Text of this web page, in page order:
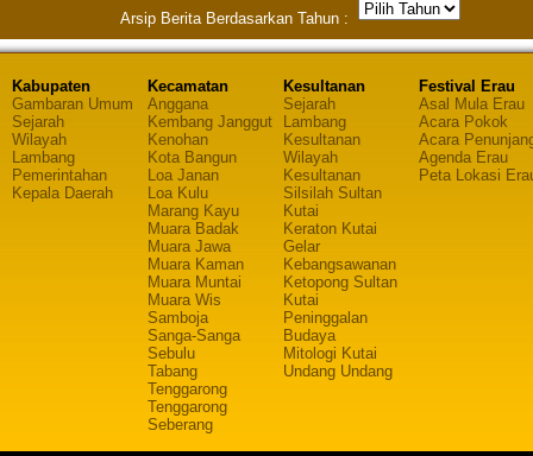
Arsip Berita Berdasarkan Tahun :
Kabupaten
Gambaran Umum
Sejarah
Wilayah
Lambang
Pemerintahan
Kepala Daerah
Kecamatan
Anggana
Kembang Janggut
Kenohan
Kota Bangun
Loa Janan
Loa Kulu
Marang Kayu
Muara Badak
Muara Jawa
Muara Kaman
Muara Muntai
Muara Wis
Samboja
Sanga-Sanga
Sebulu
Tabang
Tenggarong
Tenggarong
Seberang
Kesultanan
Sejarah
Lambang
Kesultanan
Wilayah
Kesultanan
Silsilah Sultan
Kutai
Keraton Kutai
Gelar
Kebangsawanan
Ketopong Sultan
Kutai
Peninggalan
Budaya
Mitologi Kutai
Undang Undang
Festival Erau
Asal Mula Erau
Acara Pokok
Acara
Agenda Erau
Peta Lokasi